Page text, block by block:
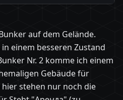
auf dem Gelände.
einem besseren Zustand
Nr. 2 komme ich einem
Gebäude für
stehen nur noch die